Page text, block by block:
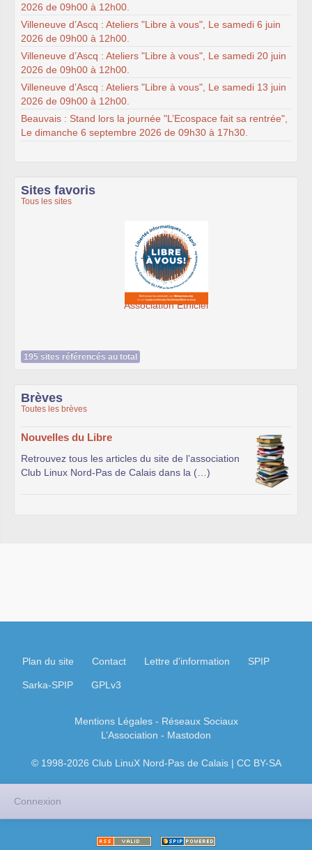
2026 de 09h00 à 12h00.
Villeneuve d’Ascq : Ateliers "Libre à vous", Le samedi 6 juin
2026 de 09h00 à 12h00.
Villeneuve d’Ascq : Ateliers "Libre à vous", Le samedi 20 juin
2026 de 09h00 à 12h00.
Villeneuve d’Ascq : Ateliers "Libre à vous", Le samedi 13 juin
2026 de 09h00 à 12h00.
Beauvais : Stand lors la journée "L’Ecospace fait sa rentrée",
Le dimanche 6 septembre 2026 de 09h30 à 17h30.
Sites favoris
Tous les sites
Association Éthiciel
195 sites référencés au total
Brèves
Toutes les brèves
Nouvelles du Libre
Retrouvez tous les articles du site de l’association
Club Linux Nord-Pas de Calais dans la (…)
Plan du site Contact Lettre d'information SPIP
Sarka-SPIP GPLv3
Mentions Légales- Réseaux Sociaux
L’Association - Mastodon
© 1998-2026 Club LinuX Nord-Pas de Calais | CC BY-SA
Connexion